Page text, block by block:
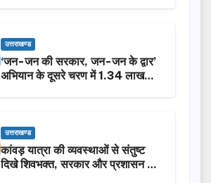
उत्तराखण्ड
‘जन-जन की सरकार, जन-जन के द्वार’
अभियान के दूसरे चरण में 1.34 लाख
उत्तराखण्ड
कांवड़ यात्रा की व्यवस्थाओं से संतुष्ट
दिखे शिवभक्त, सरकार और प्रशासन की